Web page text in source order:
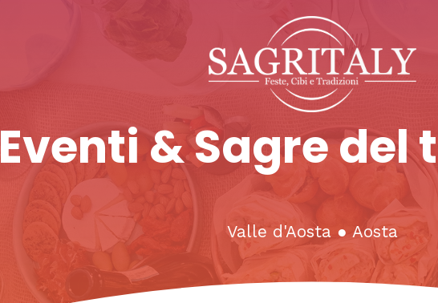
Eventi & Sagre
Valle d'Aosta ● Aosta